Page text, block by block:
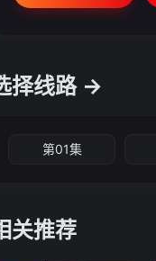
择线路 →
第01集
关推荐